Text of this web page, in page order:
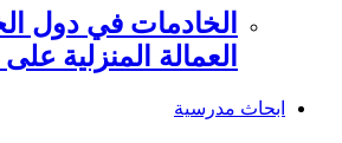
الخادمات في دول
العمالة المنزلية
ابحاث مدرسية